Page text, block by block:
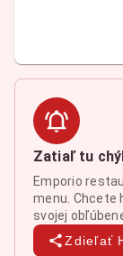
Zatiaľ tu
Emporio
menu. Chcete
svojej
Zdieľať